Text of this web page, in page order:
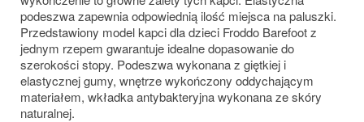
podeszwa zapewnia odpowiednią ilość miejsca na paluszki.
Przedstawiony model kapci dla dzieci Froddo Barefoot z
jednym rzepem gwarantuje idealne dopasowanie do
szerokości stopy. Podeszwa wykonana z giętkiej i
elastycznej gumy, wnętrze wykończony oddychającym
materiałem, wkładka antybakteryjna wykonana ze skóry
naturalnej.